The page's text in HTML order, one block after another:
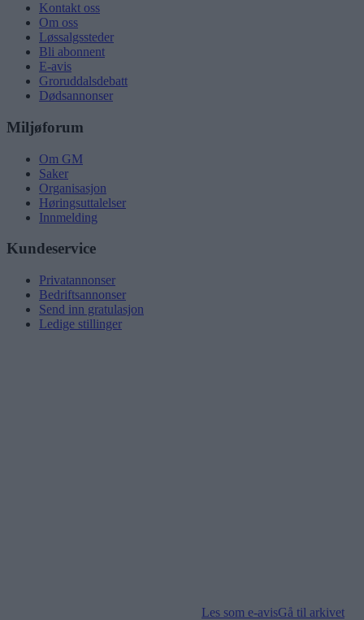
Kontakt oss
Om oss
Løssalgssteder
Bli abonnent
E-avis
Groruddalsdebatt
Dødsannonser
Miljøforum
Om GM
Saker
Organisasjon
Høringsuttalelser
Innmelding
Kundeservice
Privatannonser
Bedriftsannonser
Send inn gratulasjon
Ledige stillinger
Les som e-avisGå til arkivet